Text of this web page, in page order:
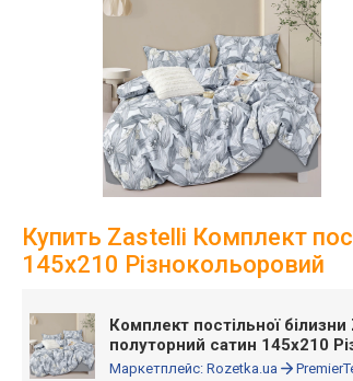
Купить Zastelli Комплект
145х210 Різнокольоровий
Комплект постільної
полуторний сатин 145х210
Маркетплейс: Rozetka.ua